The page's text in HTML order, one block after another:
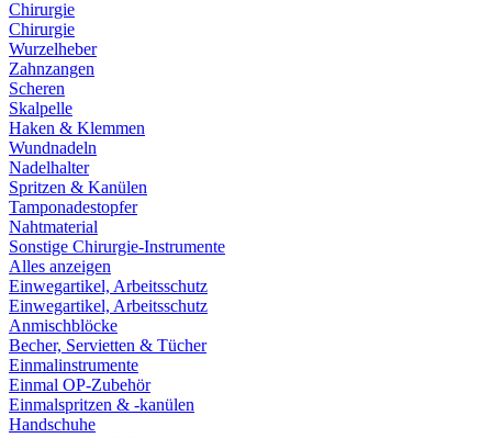
Chirurgie
Chirurgie
Wurzelheber
Zahnzangen
Scheren
Skalpelle
Haken & Klemmen
Wundnadeln
Nadelhalter
Spritzen & Kanülen
Tamponadestopfer
Nahtmaterial
Sonstige Chirurgie-Instrumente
Alles anzeigen
Einwegartikel, Arbeitsschutz
Einwegartikel, Arbeitsschutz
Anmischblöcke
Becher, Servietten & Tücher
Einmalinstrumente
Einmal OP-Zubehör
Einmalspritzen & -kanülen
Handschuhe